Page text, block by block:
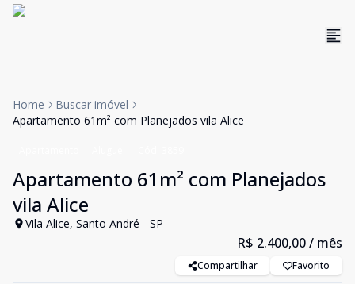
Home
Buscar imóvel
Apartamento 61m² com Planejados vila Alice
Apartamento 61m² com Planejados
vila Alice
Vila Alice, Santo André - SP
R$ 2.400,00/ mês
Compartilhar Favorito